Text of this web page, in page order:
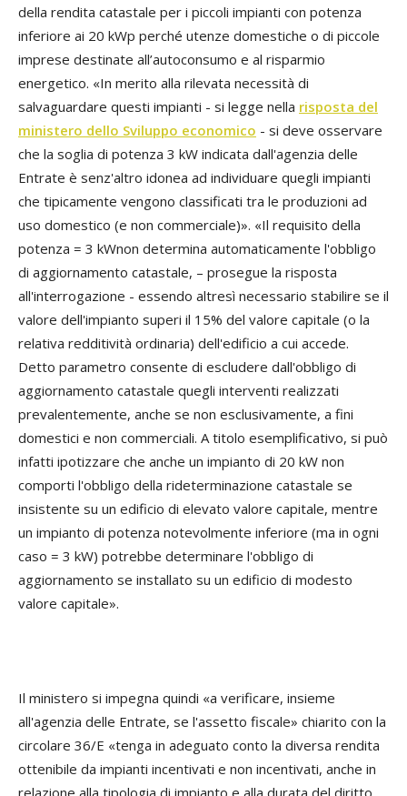
della rendita catastale per i piccoli impianti con potenza
inferiore ai 20 kWp perché utenze domestiche o di piccole
imprese destinate all’autoconsumo e al risparmio
energetico. «In merito alla rilevata necessità di
salvaguardare questi impianti - si legge nella risposta del
ministero dello Sviluppo economico - si deve osservare
che la soglia di potenza 3 kW indicata dall'agenzia delle
Entrate è senz'altro idonea ad individuare quegli impianti
che tipicamente vengono classificati tra le produzioni ad
uso domestico (e non commerciale)». «Il requisito della
potenza = 3 kWnon determina automaticamente l'obbligo
di aggiornamento catastale, – prosegue la risposta
all'interrogazione - essendo altresì necessario stabilire se il
valore dell'impianto superi il 15% del valore capitale (o la
relativa redditività ordinaria) dell'edificio a cui accede.
Detto parametro consente di escludere dall'obbligo di
aggiornamento catastale quegli interventi realizzati
prevalentemente, anche se non esclusivamente, a fini
domestici e non commerciali. A titolo esemplificativo, si può
infatti ipotizzare che anche un impianto di 20 kW non
comporti l'obbligo della rideterminazione catastale se
insistente su un edificio di elevato valore capitale, mentre
un impianto di potenza notevolmente inferiore (ma in ogni
caso = 3 kW) potrebbe determinare l'obbligo di
aggiornamento se installato su un edificio di modesto
valore capitale».
Il ministero si impegna quindi «a verificare, insieme
all'agenzia delle Entrate, se l'assetto fiscale» chiarito con la
circolare 36/E «tenga in adeguato conto la diversa rendita
ottenibile da impianti incentivati e non incentivati, anche in
relazione alla tipologia di impianto e alla durata del diritto